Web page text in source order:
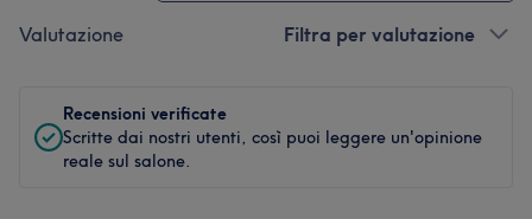
Valutazione Filtra per valutazione
Recensioni verificate
Scritte dai nostri utenti, così puoi leggere un'opinione
reale sul salone.